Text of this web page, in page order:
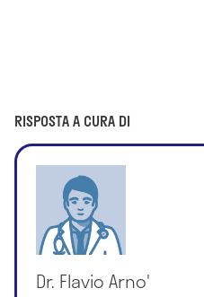
RISPOSTA A CURA DI
Dr. Flavio Arno'